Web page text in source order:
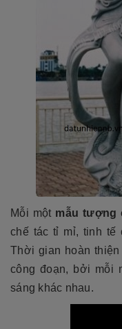
Mỗi một mẫu tượng
chế tác tỉ mỉ, tinh tế
Thời gian hoàn
công đoạn, bởi mỗi
sáng khác nhau.